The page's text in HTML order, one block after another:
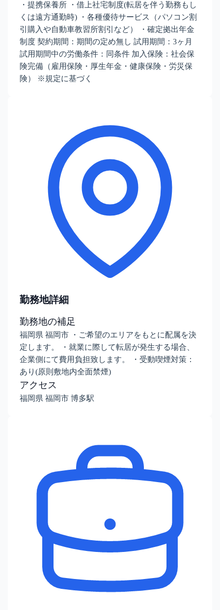
・提携保養所 ・借上社宅制度(転居を伴う勤務もし
くは遠方通勤時) ・各種優待サービス（パソコン割
引購入や自動車教習所割引など） ・確定拠出年金
制度 契約期間：期間の定め無し 試用期間：3ヶ月
試用期間中の労働条件：同条件 加入保険：社会保
険完備（雇用保険・厚生年金・健康保険・労災保
険） ※規定に基づく
勤務地詳細
勤務地の補足
福岡県 福岡市 ・ご希望のエリアをもとに配属を決
定します。 ・就業に際して転居が発生する場合、
企業側にて費用負担致します。 ・受動喫煙対策：
あり(原則敷地内全面禁煙)
アクセス
福岡県 福岡市 博多駅